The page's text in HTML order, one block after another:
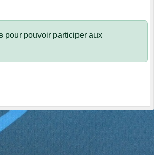
pour pouvoir participer aux